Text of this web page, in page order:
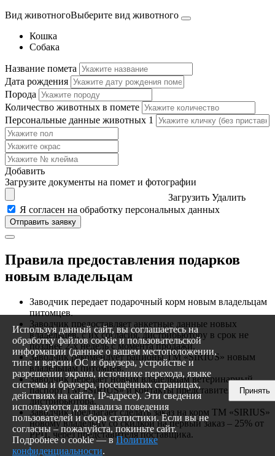
Вид животногоВыберите вид животного
Кошка
Собака
Название помета
Дата рождения
Порода
Количество животных в помете
Персональные данные животных 1
Добавить
Загрузите документы на помет и фотографии
Загрузить Удалить
Я согласен на обработку персональных данных
Правила предоставления подарков
новым владельцам
Заводчик передает подарочный корм новым владельцам
питомцев.
Заводчик предоставляет анкетные данные новых
владельцев, с их согласия, дистрибьютору в срок не
позднее 2-х недель с момента продажи.
Заводчик рекомендует рационы ТМ «SIRIUS» новым
владельцам питомцев.
Заводчик передает новым владельцам ветеринарный
паспорт ТМ «SIRIUS» и контакты представителя
дистрибьютора.
Заводчик предлагает сделать заказ на корм ТМ «SIRIUS»
новому владельцу со скидкой на первый заказ – 25% от
РРЦ, через представителя поставщика.
Используя данный сайт, вы соглашаетесь на
обработку файлов cookie и пользовательской
информации (данные о вашем местоположении,
типе и версии ОС и браузера, устройстве и
разрешении экрана, источнике перехода, языке
системы и браузера, посещённых страницах,
действиях на сайте, IP-адресе). Эти сведения
используются для анализа поведения
пользователей и сбора статистики. Если вы не
согласны – пожалуйста, покиньте сайт.
Подробнее о cookie — вПолитике
конфиденциальности.
Принять